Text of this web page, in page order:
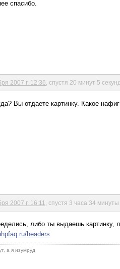
спасибо.
2007 г. 12:36 , спустя 20 минут 5
Вы отдаете картинку. Какое
2007 г. 16:11 , спустя 3 часа 34
либо ты выдаешь картинку,
headers
а я изумруд